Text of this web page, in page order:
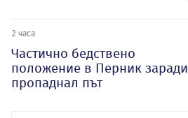
2 часа
Частично бедствено
положение в Перник заради
пропаднал път